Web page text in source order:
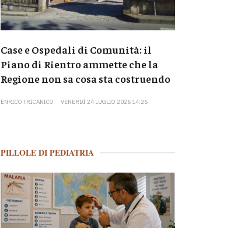
Case e Ospedali di Comunità: il
Piano di Rientro ammette che la
Regione non sa cosa sta costruendo
ENRICO TRICANICO VENERDÌ 24 LUGLIO 2026 14:26
PILLOLE DI PEDIATRIA